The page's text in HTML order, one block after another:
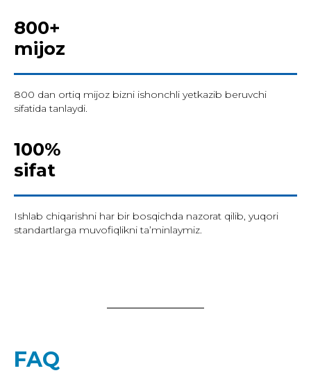
800+
mijoz
800 dan ortiq mijoz bizni ishonchli yetkazib beruvchi
sifatida tanlaydi.
100%
sifat
Ishlab chiqarishni har bir bosqichda nazorat qilib, yuqori
standartlarga muvofiqlikni ta’minlaymiz.
FAQ